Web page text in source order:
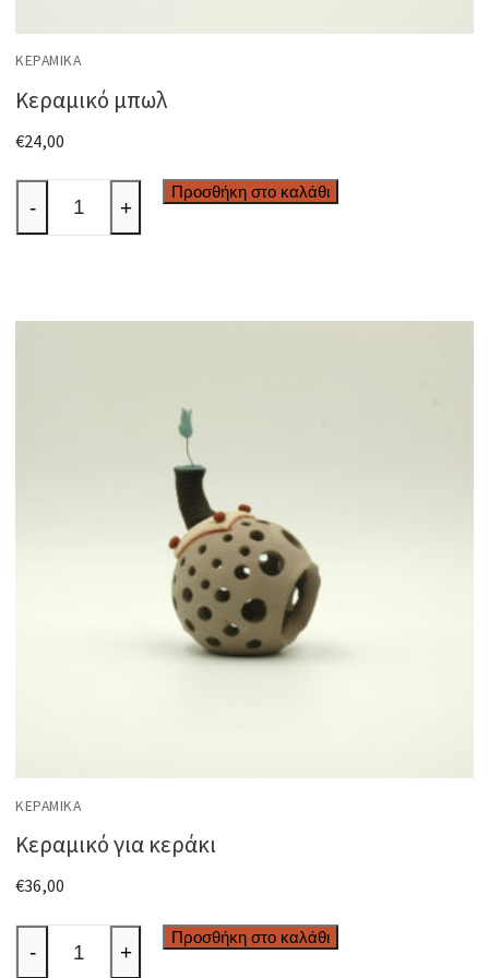
ΚΕΡΑΜΙΚΆ
Κεραμικό μπωλ
€24,00
Κεραμικό
μπωλ
- +
Προσθήκη στο καλάθι
ΚΕΡΑΜΙΚΆ
Κεραμικό για κεράκι
€36,00
Κεραμικό
για
- +
Προσθήκη στο καλάθι